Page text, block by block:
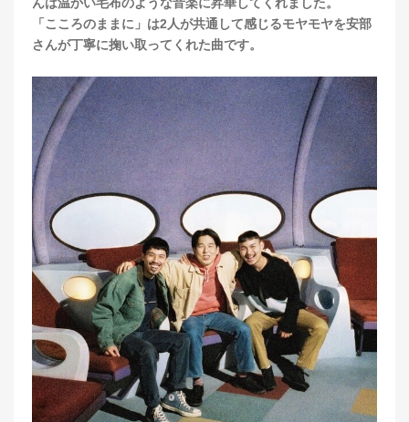
んは温かい毛布のような音楽に昇華してくれました。
「こころのままに」は2人が共通して感じるモヤモヤを安部
さんが丁寧に掬い取ってくれた曲です。